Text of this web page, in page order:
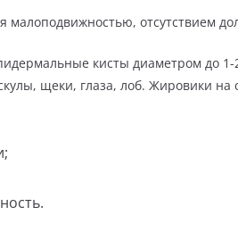
малоподвижностью, отсутствием
кисты диаметром до
щеки, глаза, лоб. Жировики